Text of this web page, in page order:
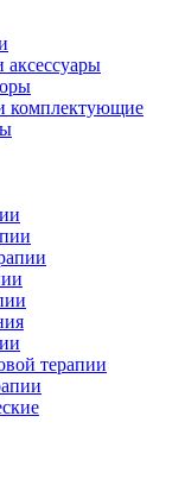
комплектующие
терапии